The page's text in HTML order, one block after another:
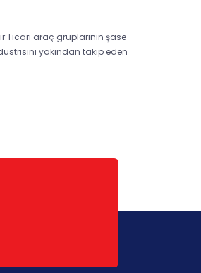
Ticari araç gruplarının şase
yakından takip eden